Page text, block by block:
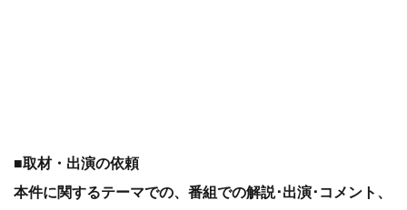
■取材・出演の依頼
本件に関するテーマでの、番組での解説･出演･コメント、